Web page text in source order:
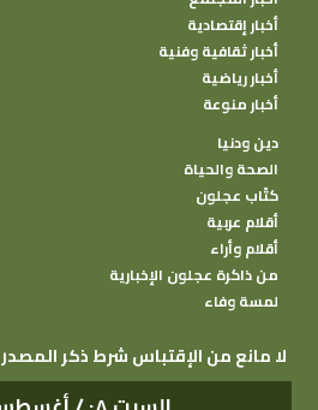
أخبار إقتصادية
أخبار ثقافية وفنية
أخبار رياضية
أخبار منوعة
دين ودنيا
الصحة والحياة
كتًاب عجلون
أقلام عربية
أقلام وأراء
من ذاكرة عجلون الإخبارية
لمسة وفاء
( وكالة عجلون الإخبارية ) لا مانع من الإقتباس شرط ذكر المصدر